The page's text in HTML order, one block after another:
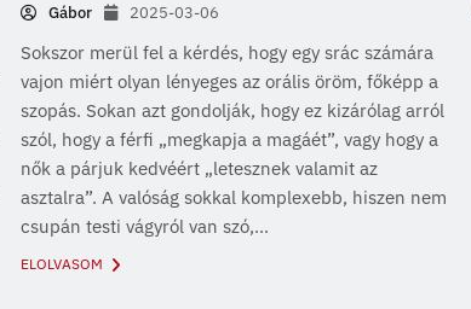
Gábor 2025-03-06
Sokszor merül fel a kérdés, hogy egy srác számára
vajon miért olyan lényeges az orális öröm, főképp a
szopás. Sokan azt gondolják, hogy ez kizárólag arról
szól, hogy a férfi „megkapja a magáét”, vagy hogy a
nők a párjuk kedvéért „letesznek valamit az
asztalra”. A valóság sokkal komplexebb, hiszen nem
csupán testi vágyról van szó,...
ELOLVASOM